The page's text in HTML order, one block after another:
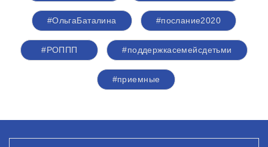
#ОльгаБаталина #послание2020
#РОППП #поддержкасемейсдетьми
#приемные